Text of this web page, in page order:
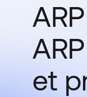
et